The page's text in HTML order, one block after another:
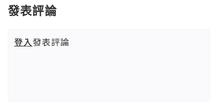
發表評論
登入發表評論